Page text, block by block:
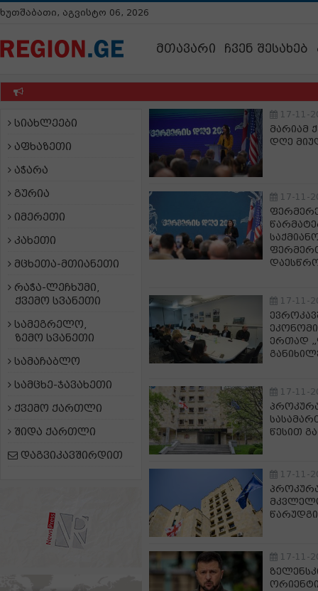
ხუთშაბათი, აგვისტო 06, 2026
მთავარი ჩვენ შესახებ
სიახლეები
აფხაზეთი
აჭარა
გურია
იმერეთი
კახეთი
მცხეთა-მთიანეთი
რაჭა-ლეჩხუმი,
ქვემო სვანეთი
სამეგრელო,
ზემო სვანეთი
სამაჩაბლო
სამცხე-ჯავახეთი
ქვემო ქართლი
შიდა ქართლი
დაგვიკავშირდით
17-11-
მარიამ
დღე
17-11-
17-11-
ერთად
17-11-
წესით
17-11-
17-11-